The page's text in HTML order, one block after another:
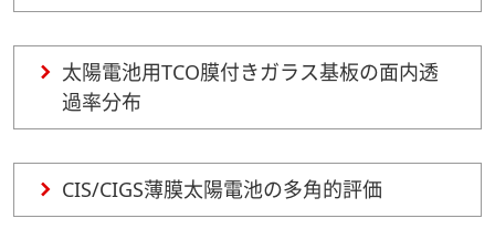
太陽電池用TCO膜付きガラス基板の面内透
過率分布
CIS/CIGS薄膜太陽電池の多角的評価